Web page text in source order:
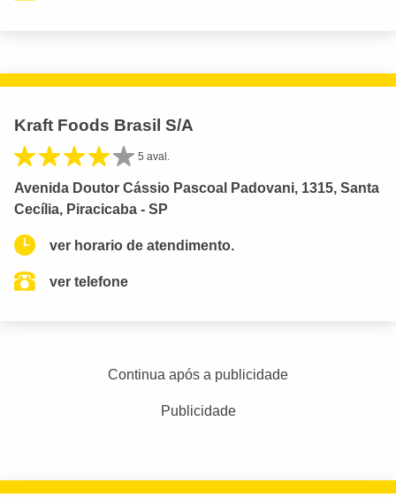
Kraft Foods Brasil S/A
5 aval.
Avenida Doutor Cássio Pascoal Padovani, 1315, Santa
Cecília, Piracicaba - SP
ver horario de atendimento.
ver telefone
Continua após a publicidade
Publicidade